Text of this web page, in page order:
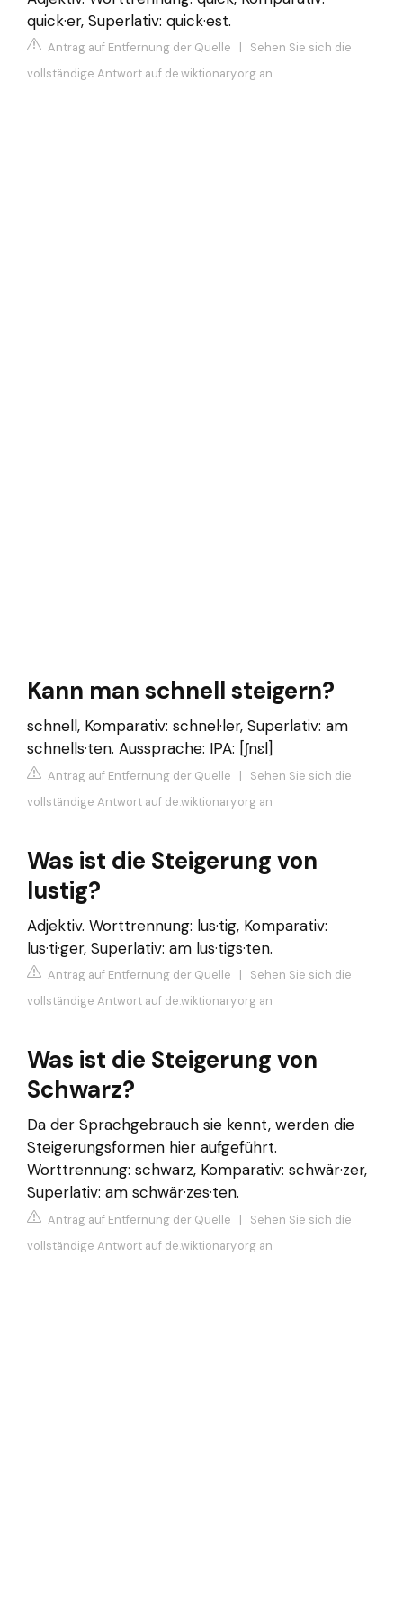
quick·er, Superlativ: quick·est.
Antrag auf Entfernung der Quelle | Sehen Sie sich die
vollständige Antwort auf de.wiktionary.org an
Kann man schnell steigern?
schnell, Komparativ: schnel·ler, Superlativ: am
schnells·ten. Aussprache: IPA: [ʃnɛl]
Antrag auf Entfernung der Quelle | Sehen Sie sich die
vollständige Antwort auf de.wiktionary.org an
Was ist die Steigerung von
lustig?
Adjektiv. Worttrennung: lus·tig, Komparativ:
lus·ti·ger, Superlativ: am lus·tigs·ten.
Antrag auf Entfernung der Quelle | Sehen Sie sich die
vollständige Antwort auf de.wiktionary.org an
Was ist die Steigerung von
Schwarz?
Da der Sprachgebrauch sie kennt, werden die
Steigerungsformen hier aufgeführt.
Worttrennung: schwarz, Komparativ: schwär·zer,
Superlativ: am schwär·zes·ten.
Antrag auf Entfernung der Quelle | Sehen Sie sich die
vollständige Antwort auf de.wiktionary.org an